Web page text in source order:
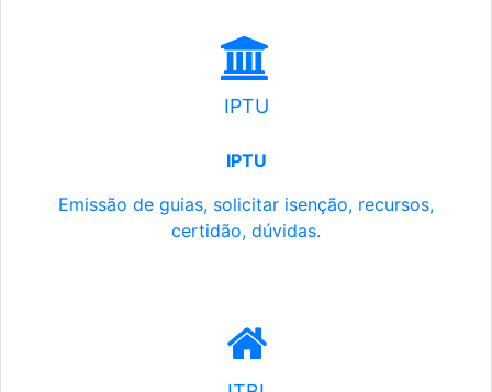
IPTU
IPTU
Emissão de guias, solicitar isenção, recursos,
certidão, dúvidas.